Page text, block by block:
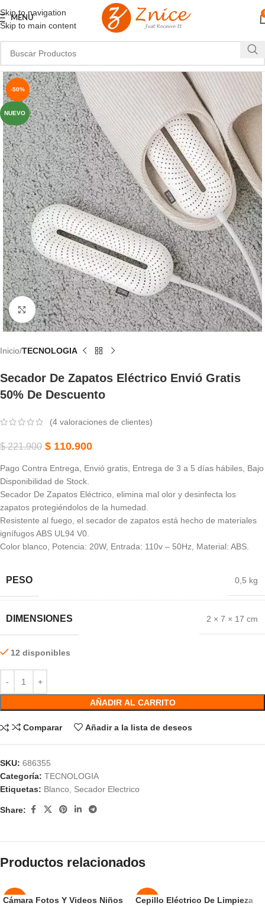
Skip to navigation
Skip to main content
MENU
-50%
NUEVO
Haga Clic Para Ampliar
Inicio TECNOLOGIA
Secador De Zapatos Eléctrico Envió Gratis
50% De Descuento
(4 valoraciones de clientes)
$221.900 $ 110.900
Pago Contra Entrega, Envió gratis, Entrega de 3 a 5 días hábiles, Bajo
Disponibilidad de Stock.
Secador De Zapatos Eléctrico, elimina mal olor y desinfecta los
zapatos protegiéndolos de la humedad.
Resistente al fuego, el secador de zapatos está hecho de materiales
ignífugos ABS UL94 V0.
Color blanco, Potencia: 20W, Entrada: 110v – 50Hz, Material: ABS.
PESO 0,5 kg
DIMENSIONES 2 × 7 × 17 cm
12 disponibles
AÑADIR AL CARRITO
Comparar Añadir a la lista de deseos
SKU: 686355
Categoría: TECNOLOGIA
Etiquetas: Blanco, Secador Electrico
Share:
Productos relacionados
-46%
Cámara Fotos Y Videos Niños
-50%
Cepillo Eléctrico De Limpieza